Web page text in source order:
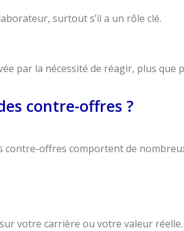
surtout s’il a un rôle clé.
par la nécessité de réagir, plus que
contre-offres ?
contre-offres comportent de
votre carrière ou votre valeur réelle.